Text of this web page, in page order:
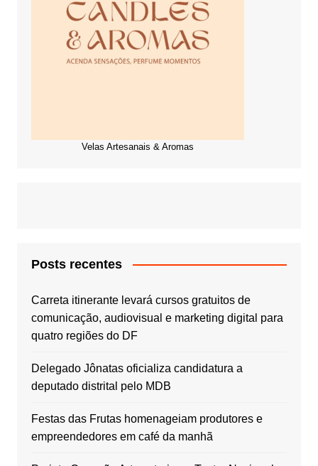
Velas Artesanais & Aromas
Posts recentes
Carreta itinerante levará cursos gratuitos de
comunicação, audiovisual e marketing digital para
quatro regiões do DF
Delegado Jônatas oficializa candidatura a
deputado distrital pelo MDB
Festas das Frutas homenageiam produtores e
empreendedores em café da manhã